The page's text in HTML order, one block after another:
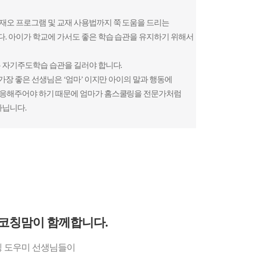
오 프로그램 및 교재 사용법까지 쭉 도움을 드리는
. 아이가 학교에 가서도 좋은 학습 습관을 유지하기 위해서
기주도학습 습관을 길러야 합니다.
장 좋은 선생님은 ‘엄마’ 이지만 아이의 말과 행동에
해주어야 하기 때문에 엄마가 홈스쿨링을 전문가처럼
닙니다.
칭맘이 함께합니다.
우미 선생님들이